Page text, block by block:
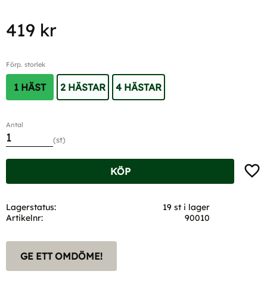
419 kr
Förp. storlek
1 HÄST 2 HÄSTAR 4 HÄSTAR
Antal
st
KÖP
Lagerstatus
19 st i lager
Artikelnr
90010
GE ETT OMDÖME!